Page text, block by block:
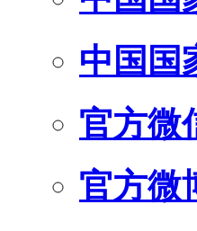
中国国
官方微
官方微